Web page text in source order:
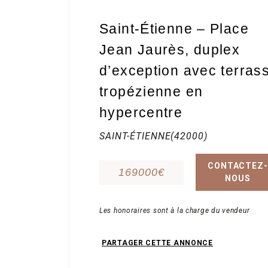
Saint-Étienne – Place
Jean Jaurès, duplex
d’exception avec
tropézienne en
hypercentre
SAINT-ÉTIENNE(42000)
169000€
CONTACTEZ-
NOUS
Les honoraires sont à la charge du vendeur
Contact